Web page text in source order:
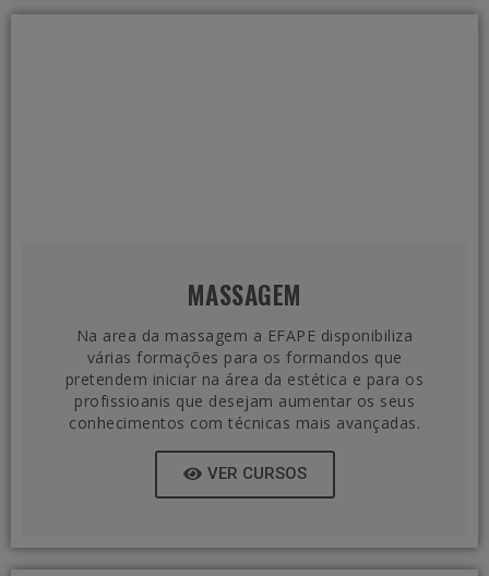
MASSAGEM
Na area da massagem a EFAPE disponibiliza
várias formações para os formandos que
pretendem iniciar na área da estética e para os
profissioanis que desejam aumentar os seus
conhecimentos com técnicas mais avançadas.
VER CURSOS